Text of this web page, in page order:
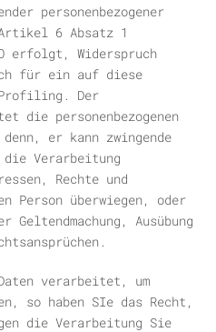
personenbezogener
6 Absatz 1
erfolgt, Widerspruch
für ein auf diese
Profiling. Der
die personenbezogenen
er kann zwingende
die Verarbeitung
Rechte und
Person überwiegen, oder
Ausübung
Daten verarbeitet, um
so haben SIe das Recht,
die Verarbeitung Sie